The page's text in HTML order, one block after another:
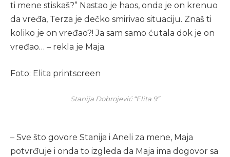
ti mene stiskaš?” Nastao je haos, onda je on krenuo
da vređa, Terza je dečko smirivao situaciju. Znaš ti
koliko je on vređao?! Ja sam samo ćutala dok je on
vređao… – rekla je Maja.
Foto: Elita printscreen
Stanija Dobrojević “Elita 9”
– Sve što govore Stanija i Aneli za mene, Maja
potvrđuje i onda to izgleda da Maja ima dogovor sa